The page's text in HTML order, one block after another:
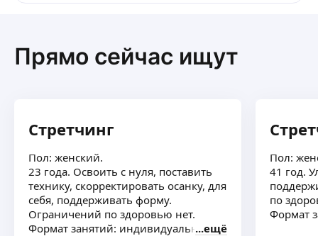
Прямо сейчас ищут
Стретчинг
Пол: женский.
23 года. Освоить с нуля, поставить
технику, скорректировать осанку, для
себя, поддерживать форму.
Ограничений по здоровью нет.
Формат занятий: индивидуальноещё
Пол:
41 год.
по
Формат